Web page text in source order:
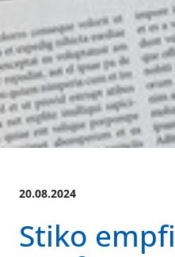
20.08.2024
Stiko